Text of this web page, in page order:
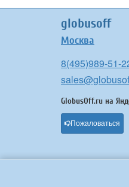
globusoff
Москва
8(495)989-51-
GlobusOff.ru на
Пожаловаться